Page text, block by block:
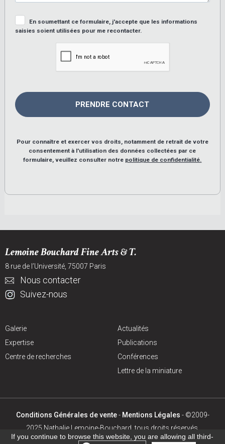
En soumettant ce formulaire, j'accepte que les informations
saisies soient utilisées pour me recontacter.
Pour connaître et exercer vos droits, notamment de retrait de votre
consentement à l'utilisation des données collectées par ce
formulaire, veuillez consulter notre politique de confidentialité.
Lemoine Bouchard Fine Arts & T.
8 rue de l’Université, 75007 Paris
Nous contacter
Suivez-nous
Galerie
Expertise
Centre de recherches
Actualités
Publications
Conférences
Lettre de la miniature
Conditions Générales de vente- Mentions Légales - ©2009-
2025 Nathalie Lemoine-Bouchard, tous droits réservés.
Création site internet:Agence digitale :Netskiss
If you continue to browse this website, you are allowing all third-